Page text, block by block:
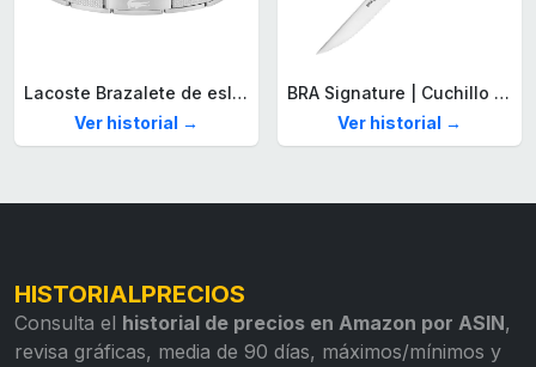
Lacoste Brazalete de eslabón para Hombre Colección STENCIL de Acero inoxidable
Ver historial →
BRA Signature | Cuchillo tomatero 120 mm, Acero Inoxidable alemán forjado con Molibdeno Vanadio, Mango Remachado ABS, Diseño Ergonómico, Hoja 1,6 mm espesor
Ver historial →
HISTORIALPRECIOS
Consulta el historial de precios en Amazon por ASIN,
revisa gráficas, media de 90 días, máximos/mínimos y